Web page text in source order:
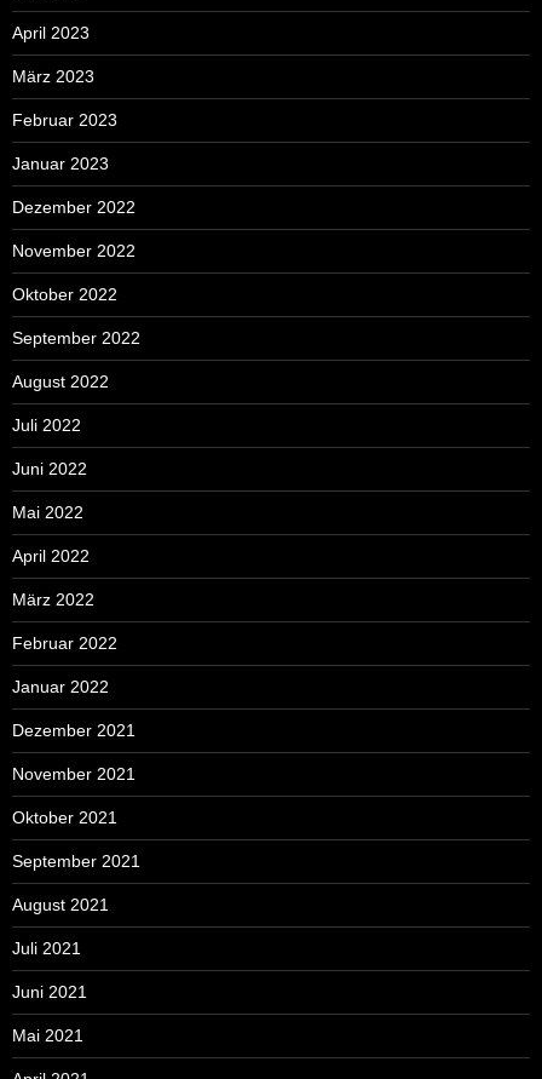
April 2023
März 2023
Februar 2023
Januar 2023
Dezember 2022
November 2022
Oktober 2022
September 2022
August 2022
Juli 2022
Juni 2022
Mai 2022
April 2022
März 2022
Februar 2022
Januar 2022
Dezember 2021
November 2021
Oktober 2021
September 2021
August 2021
Juli 2021
Juni 2021
Mai 2021